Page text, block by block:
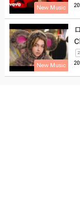
New Music
New Music